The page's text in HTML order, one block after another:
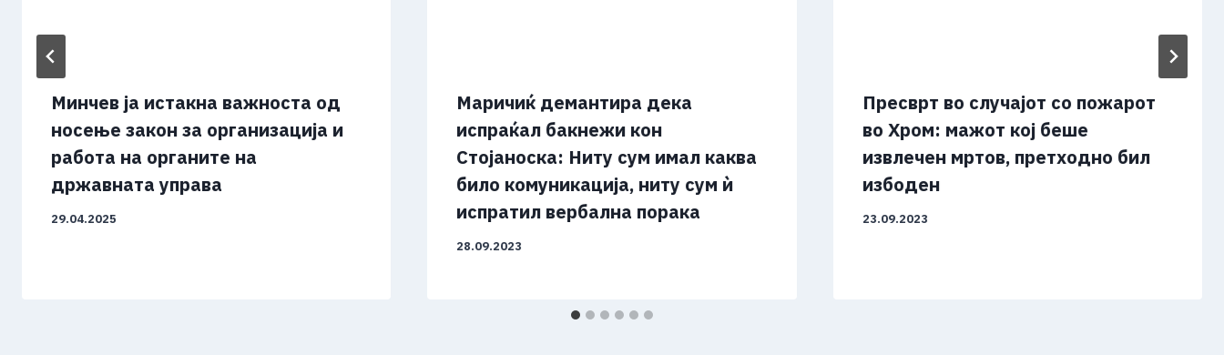
Минчев ја истакна важноста од
носење закон за организација и
работа на органите на
државната управа
29.04.2025
Маричиќ демантира дека
испраќал бакнежи кон
Стојаноска: Ниту сум имал каква
било комуникација, ниту сум ѝ
испратил вербална порака
28.09.2023
Пресврт во случајот со пожарот
во Хром: мажот кој беше
извлечен мртов, претходно бил
избоден
23.09.2023